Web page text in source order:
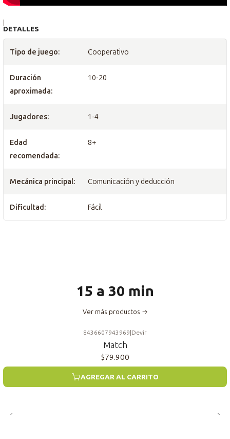
|
DETALLES
Tipo de juego: Cooperativo
Duración
aproximada:
10-20
Jugadores: 1-4
Edad
recomendada:
8+
Mecánica principal: Comunicación y deducción
Dificultad: Fácil
15 a 30 min
Ver más productos
8436607943969|Devir
Match
$79.900
AGREGAR AL CARRITO